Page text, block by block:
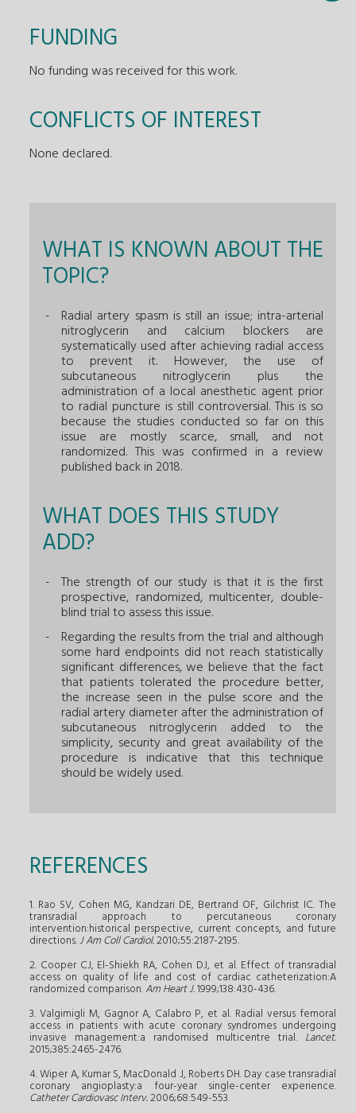
FUNDING
No funding was received for this work.
CONFLICTS OF INTEREST
None declared.
WHAT IS KNOWN ABOUT THE
TOPIC?
Radial artery spasm is still an issue; intra-arterial
nitroglycerin and calcium blockers are
systematically used after achieving radial access
to prevent it. However, the use of
subcutaneous nitroglycerin plus the
administration of a local anesthetic agent prior
to radial puncture is still controversial. This is so
because the studies conducted so far on this
issue are mostly scarce, small, and not
randomized. This was confirmed in a review
published back in 2018.
WHAT DOES THIS STUDY
ADD?
The strength of our study is that it is the first
prospective, randomized, multicenter, double-
blind trial to assess this issue.
Regarding the results from the trial and although
some hard endpoints did not reach statistically
significant differences, we believe that the fact
that patients tolerated the procedure better,
the increase seen in the pulse score and the
radial artery diameter after the administration of
subcutaneous nitroglycerin added to the
simplicity, security and great availability of the
procedure is indicative that this technique
should be widely used.
REFERENCES
1. Rao SV, Cohen MG, Kandzari DE, Bertrand OF, Gilchrist IC. The
transradial approach to percutaneous coronary
intervention:historical perspective, current concepts, and future
directions.J Am Coll Cardiol.2010;55:2187-2195.
2. Cooper CJ, El-Shiekh RA, Cohen DJ, et al. Effect of transradial
access on quality of life and cost of cardiac catheterization:A
randomized comparison.Am Heart J.1999;138:430-436.
3. Valgimigli M, Gagnor A, Calabro P, et al. Radial versus femoral
access in patients with acute coronary syndromes undergoing
invasive management:a randomised multicentre trial. Lancet.
2015;385:2465-2476.
4. Wiper A, Kumar S, MacDonald J, Roberts DH. Day case transradial
coronary angioplasty:a four-year single-center experience.
Catheter Cardiovasc Interv.2006;68:549-553.